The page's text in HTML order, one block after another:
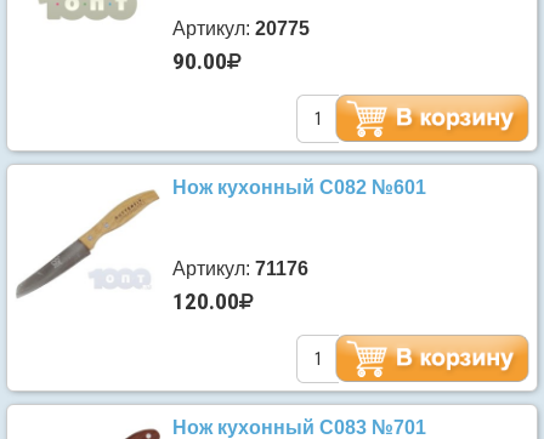
Артикул: 20775
90.00
Нож кухонный С082 №601
Артикул: 71176
120.00
Нож кухонный С083 №701